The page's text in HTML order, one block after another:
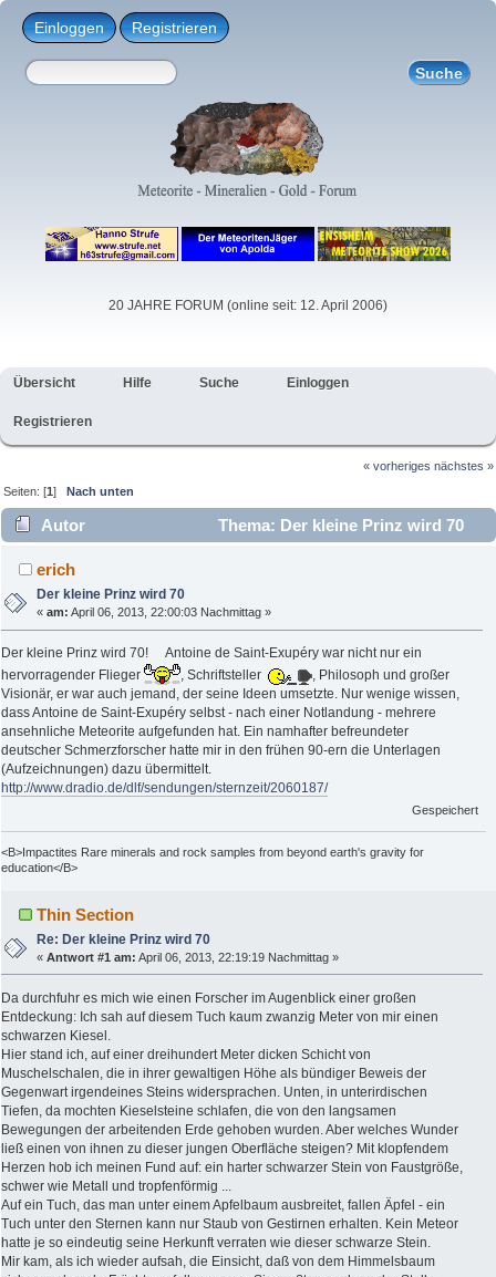
Einloggen Registrieren
20 JAHRE FORUM (online seit: 12. April 2006)
Übersicht Hilfe Suche Einloggen
Registrieren
« vorheriges nächstes »
Seiten: [1]Nach unten
Autor
Thema: Der kleine Prinz wird 70
(Gelesen 3148 mal)
erich
Der kleine Prinz wird 70
«am: April 06, 2013, 22:00:03 Nachmittag »
Der kleine Prinz wird 70! Antoine de Saint-Exupéry war nicht nur ein
hervorragender Flieger
, Schriftsteller
, Philosoph und großer
Visionär, er war auch jemand, der seine Ideen umsetzte. Nur wenige wissen,
dass Antoine de Saint-Exupéry selbst - nach einer Notlandung - mehrere
ansehnliche Meteorite aufgefunden hat. Ein namhafter befreundeter
deutscher Schmerzforscher hatte mir in den frühen 90-ern die Unterlagen
(Aufzeichnungen) dazu übermittelt.
http://www.dradio.de/dlf/sendungen/sternzeit/2060187/
Gespeichert
<B>Impactites Rare minerals and rock samples from beyond earth's gravity for
education</B>
Thin Section
Re: Der kleine Prinz wird 70
«Antwort #1 am: April 06, 2013, 22:19:19 Nachmittag »
Da durchfuhr es mich wie einen Forscher im Augenblick einer großen
Entdeckung: Ich sah auf diesem Tuch kaum zwanzig Meter von mir einen
schwarzen Kiesel.
Hier stand ich, auf einer dreihundert Meter dicken Schicht von
Muschelschalen, die in ihrer gewaltigen Höhe als bündiger Beweis der
Gegenwart irgendeines Steins widersprachen. Unten, in unterirdischen
Tiefen, da mochten Kieselsteine schlafen, die von den langsamen
Bewegungen der arbeitenden Erde gehoben wurden. Aber welches Wunder
ließ einen von ihnen zu dieser jungen Oberfläche steigen? Mit klopfendem
Herzen hob ich meinen Fund auf: ein harter schwarzer Stein von Faustgröße,
schwer wie Metall und tropfenförmig ...
Auf ein Tuch, das man unter einem Apfelbaum ausbreitet, fallen Äpfel - ein
Tuch unter den Sternen kann nur Staub von Gestirnen erhalten. Kein Meteor
hatte je so eindeutig seine Herkunft verraten wie dieser schwarze Stein.
Mir kam, als ich wieder aufsah, die Einsicht, daß von dem Himmelsbaum